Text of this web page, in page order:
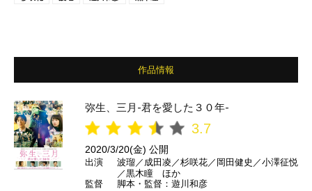
作品情報
弥生、三月-君を愛した３０年-
3.7
2020/3/20(金) 公開
出演
波瑠／成田凌／杉咲花／岡田健史／小澤征悦
／黒木瞳 ほか
監督
脚本・監督：遊川和彦